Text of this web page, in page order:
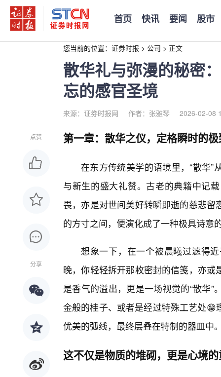
首页 快讯 要闻 股市
您当前的位置： 证券时报 > 公司 > 正文
散华礼与弥漫的秘密
忘的感官圣境
来源：证券时报网 作者：张雅琴 2026-02-08
点赞
分享
第一章：散华之仪，定格瞬时的
在东方传统美学的语境里，“散华
与新生的盛大礼赞。古老的典籍中记
畏，亦是对世间美好转瞬即逝的慈悲
的方寸之间，便演化成了一种极具诗
想象一下，在一个被晨曦过滤得
晚，你轻轻拆开那枚密封的信笺，亦
是香气的溢出，更是一场视觉的“散华
金般的桂子、或者是经过特殊工艺处
优美的弧线，最终层叠在特制的器皿中
这不仅是物质的堆砌，更是心境